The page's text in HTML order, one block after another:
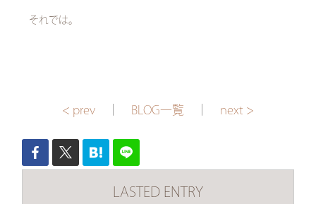
それでは。
< prev BLOG一覧 next >
LASTED ENTRY